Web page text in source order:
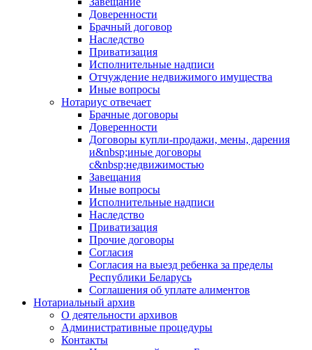
Доверенности
Брачный договор
Наследство
Приватизация
Исполнительные надписи
Отчуждение недвижимого имущества
Иные вопросы
Нотариус отвечает
Брачные договоры
Доверенности
Договоры купли-продажи, мены, дарения
и&nbsp;иные договоры
с&nbsp;недвижимостью
Завещания
Иные вопросы
Исполнительные надписи
Наследство
Приватизация
Прочие договоры
Согласия
Согласия на выезд ребенка за пределы
Республики Беларусь
Соглашения об уплате алиментов
Нотариальный архив
О деятельности архивов
Административные процедуры
Контакты